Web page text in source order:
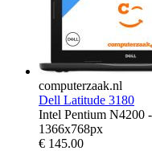
computerzaak.nl
Dell Latitude 3180
Intel Pentium N4200
1366x768px
€ 145.00